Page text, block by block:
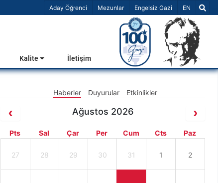
Aday Öğrenci Mezunlar Engelsiz Gazi Dil Seçiniz
EN
Kalite İletişim
Haberler Duyurular Etkinlikler
Ağustos 2026
Pts Sal Çar Per Cum Cts Paz
27 28 29 30 31 1 2